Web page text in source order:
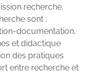
recherche.
sont :
documentation,
et didactique
des pratiques
entre recherche et